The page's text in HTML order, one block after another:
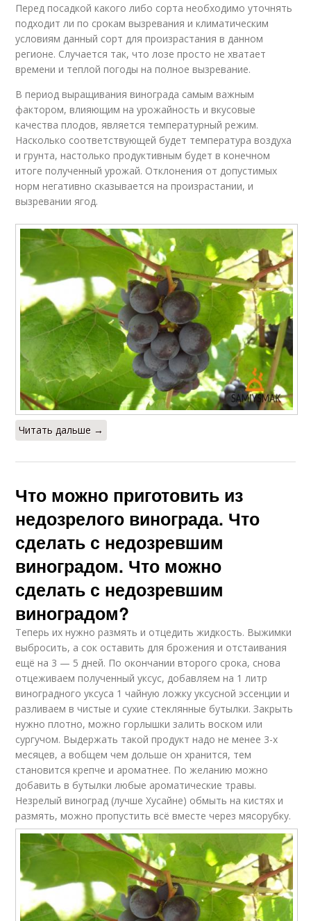
Перед посадкой какого либо сорта необходимо уточнять
подходит ли по срокам вызревания и климатическим
условиям данный сорт для произрастания в данном
регионе. Случается так, что лозе просто не хватает
времени и теплой погоды на полное вызревание.
В период выращивания винограда самым важным
фактором, влияющим на урожайность и вкусовые
качества плодов, является температурный режим.
Насколько соответствующей будет температура воздуха
и грунта, настолько продуктивным будет в конечном
итоге полученный урожай. Отклонения от допустимых
норм негативно сказывается на произрастании, и
вызревании ягод.
Читать дальше →
Что можно приготовить из
недозрелого винограда. Что
сделать с недозревшим
виноградом. Что можно
сделать с недозревшим
виноградом?
Теперь их нужно размять и отцедить жидкость. Выжимки
выбросить, а сок оставить для брожения и отстаивания
ещё на 3 — 5 дней. По окончании второго срока, снова
отцеживаем полученный уксус, добавляем на 1 литр
виноградного уксуса 1 чайную ложку уксусной эссенции и
разливаем в чистые и сухие стеклянные бутылки. Закрыть
нужно плотно, можно горлышки залить воском или
сургучом. Выдержать такой продукт надо не менее 3-х
месяцев, а вобщем чем дольше он хранится, тем
становится крепче и ароматнее. По желанию можно
добавить в бутылки любые ароматические травы.
Незрелый виноград (лучше Хусайне) обмыть на кистях и
размять, можно пропустить всё вместе через мясорубку.